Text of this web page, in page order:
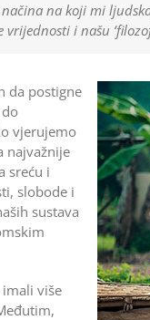
na koji mi
i našu
da postigne
vjerujemo
najvažnije
sreću i
slobode i
sustava
više